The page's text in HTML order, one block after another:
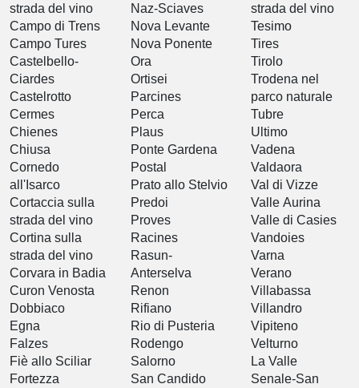
strada del vino
Campo di Trens
Campo Tures
Castelbello-
Ciardes
Castelrotto
Cermes
Chienes
Chiusa
Cornedo
all'Isarco
Cortaccia sulla
strada del vino
Cortina sulla
strada del vino
Corvara in Badia
Curon Venosta
Dobbiaco
Egna
Falzes
Fiè allo Sciliar
Fortezza
Naz-Sciaves
Nova Levante
Nova Ponente
Ora
Ortisei
Parcines
Perca
Plaus
Ponte Gardena
Postal
Prato allo Stelvio
Predoi
Proves
Racines
Rasun-
Anterselva
Renon
Rifiano
Rio di Pusteria
Rodengo
Salorno
San Candido
strada del vino
Tesimo
Tires
Tirolo
Trodena nel
parco naturale
Tubre
Ultimo
Vadena
Valdaora
Val di Vizze
Valle Aurina
Valle di Casies
Vandoies
Varna
Verano
Villabassa
Villandro
Vipiteno
Velturno
La Valle
Senale-San